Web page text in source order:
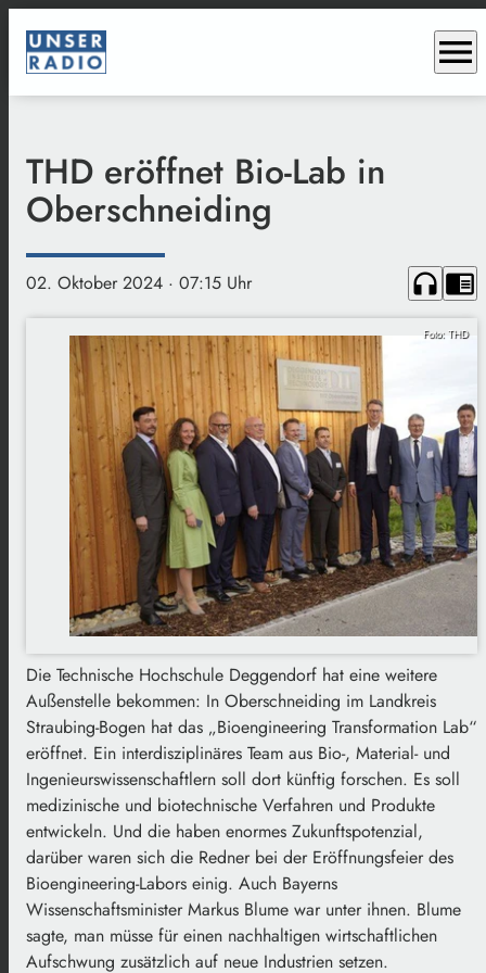
menu
THD eröffnet Bio-Lab in
Oberschneiding
02. Oktober 2024 · 07:15 Uhr headphones chrome_reader_mode
Foto: THD
Die Technische Hochschule Deggendorf hat eine weitere
Außenstelle bekommen: In Oberschneiding im Landkreis
Straubing-Bogen hat das „Bioengineering Transformation Lab“
eröffnet. Ein interdisziplinäres Team aus Bio-, Material- und
Ingenieurswissenschaftlern soll dort künftig forschen. Es soll
medizinische und biotechnische Verfahren und Produkte
entwickeln. Und die haben enormes Zukunftspotenzial,
darüber waren sich die Redner bei der Eröffnungsfeier des
Bioengineering-Labors einig. Auch Bayerns
Wissenschaftsminister Markus Blume war unter ihnen. Blume
sagte, man müsse für einen nachhaltigen wirtschaftlichen
Aufschwung zusätzlich auf neue Industrien setzen.